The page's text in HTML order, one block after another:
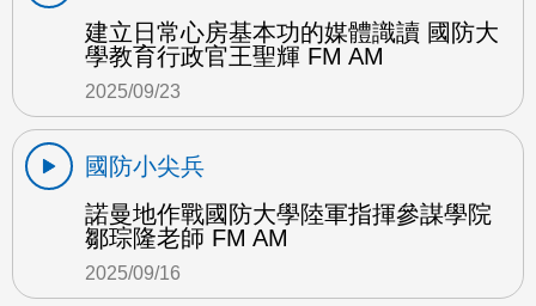
建立日常心房基本功的媒體識讀 國防大
學教育行政官王聖輝 FM AM
2025/09/23
國防小尖兵
諾曼地作戰國防大學陸軍指揮參謀學院
鄒琮隆老師 FM AM
2025/09/16